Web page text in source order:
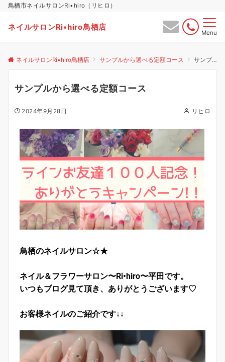
鳥栖市ネイルサロンRi•hiro（リヒロ）
ネイルサロンRi•hiro鳥栖店
Menu
ネイルサロンRi•hiro鳥栖店 サンプルから選べる定額コース サンプルから選べる定額コース
サンプルから選べる定額コース
2024年9月28日 リヒロ
鳥栖のネイルサロン☆★
ネイル＆フラワーサロン〜Ri•hiro〜平田です。
いつもブログ見て頂き、ありがとうございます♡
お客様ネイルのご紹介です↓↓